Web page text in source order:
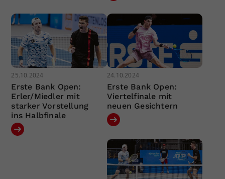
25.10.2024
Erste Bank Open:
Erler/Miedler mit
starker Vorstellung
ins Halbfinale
24.10.2024
Erste Bank Open:
Viertelfinale mit
neuen Gesichtern